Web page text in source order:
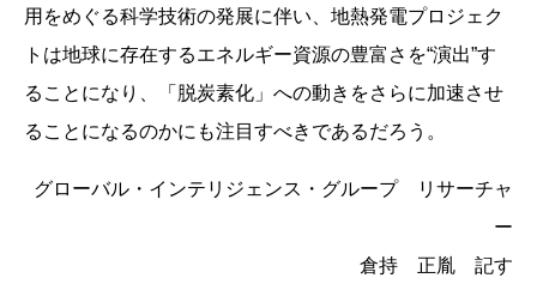
用をめぐる科学技術の発展に伴い、地熱発電プロジェク
トは地球に存在するエネルギー資源の豊富さを“演出”す
ることになり、「脱炭素化」への動きをさらに加速させ
ることになるのかにも注目すべきであるだろう。
グローバル・インテリジェンス・グループ リサーチャ
ー
倉持 正胤 記す